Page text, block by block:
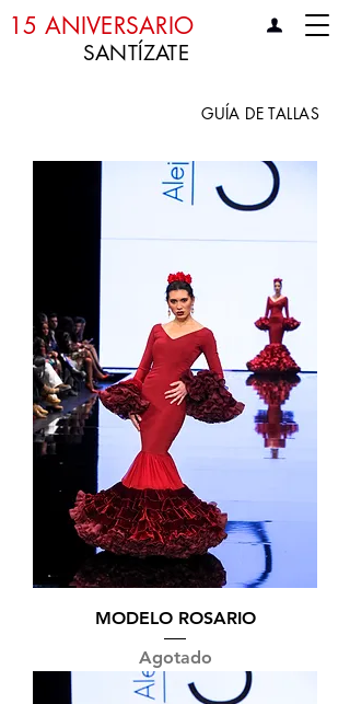
15 ANIVERSARIO
SANTÍZATE
GUÍA DE TALLAS
MODELO ROSARIO
Agotado